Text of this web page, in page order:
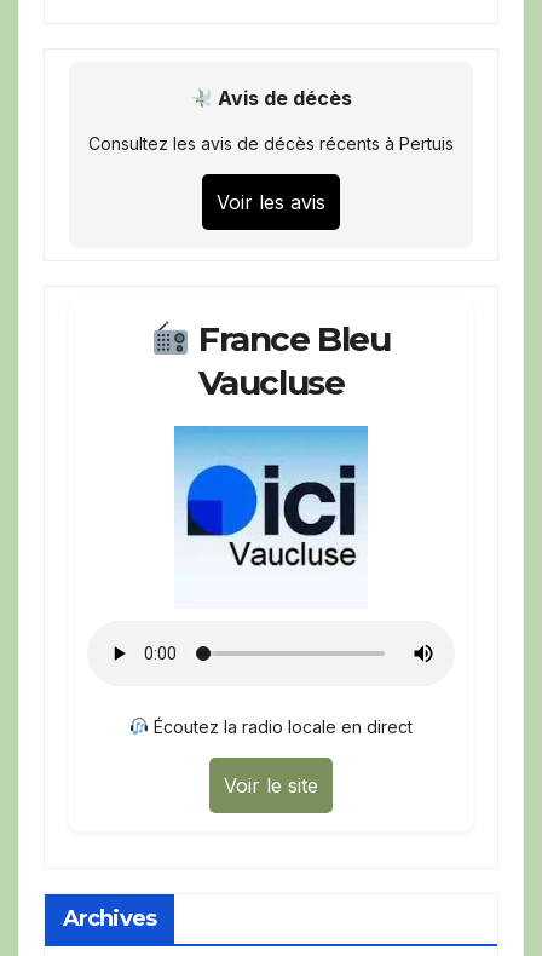
Avis de décès
Consultez les avis de décès récents à Pertuis
Voir les avis
France Bleu
Vaucluse
Écoutez la radio locale en direct
Voir le site
Archives